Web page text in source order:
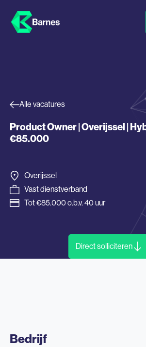
Alle vacatures
Product Owner | Overijssel |
€85.000
Overijssel
Vast dienstverband
Tot €85.000 o.b.v. 40 uur
Direct solliciteren
Bedrijf